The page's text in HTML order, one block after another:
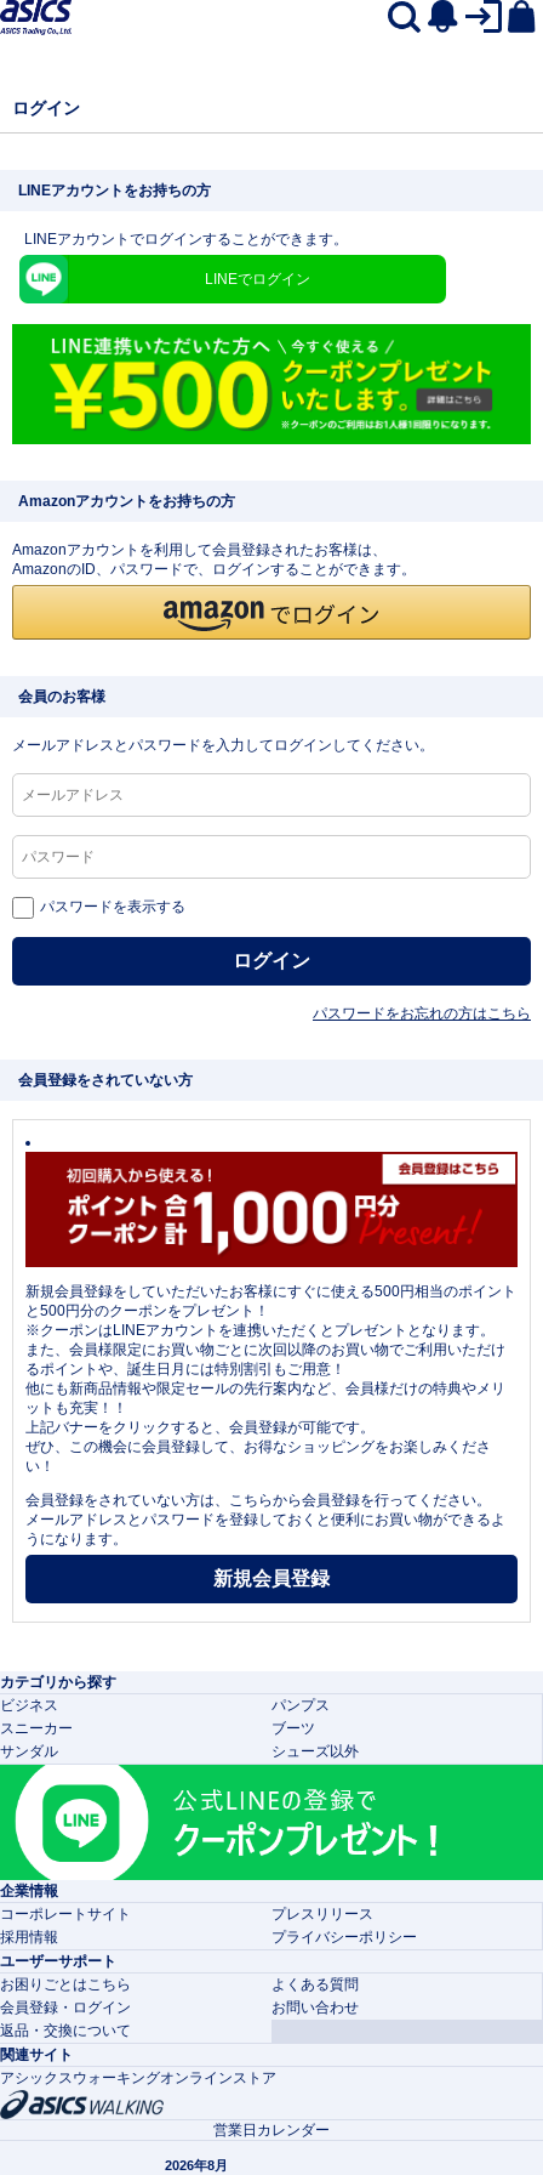
ログイン
LINEアカウントをお持ちの方
LINEアカウントでログインすることができます。
LINEでログイン
Amazonアカウントをお持ちの方
Amazonアカウントを利用して会員登録されたお客様は、
AmazonのID、パスワードで、ログインすることができます。
会員のお客様
メールアドレスとパスワードを入力してログインしてください。
パスワードを表示する
パスワードをお忘れの方はこちら
会員登録をされていない方
新規会員登録をしていただいたお客様にすぐに使える500円相当のポイント
と500円分のクーポンをプレゼント！
※クーポンはLINEアカウントを連携いただくとプレゼントとなります。
また、会員様限定にお買い物ごとに次回以降のお買い物でご利用いただけ
るポイントや、誕生日月には特別割引もご用意！
他にも新商品情報や限定セールの先行案内など、会員様だけの特典やメリ
ットも充実！！
上記バナーをクリックすると、会員登録が可能です。
ぜひ、この機会に会員登録して、お得なショッピングをお楽しみくださ
い！
会員登録をされていない方は、こちらから会員登録を行ってください。
メールアドレスとパスワードを登録しておくと便利にお買い物ができるよ
うになります。
カテゴリから探す
ビジネス
パンプス
スニーカー
ブーツ
サンダル
シューズ以外
企業情報
コーポレートサイト
プレスリリース
採用情報
プライバシーポリシー
ユーザーサポート
お困りごとはこちら
よくある質問
会員登録・ログイン
お問い合わせ
返品・交換について
関連サイト
アシックスウォーキングオンラインストア
営業日カレンダー
2026年8月